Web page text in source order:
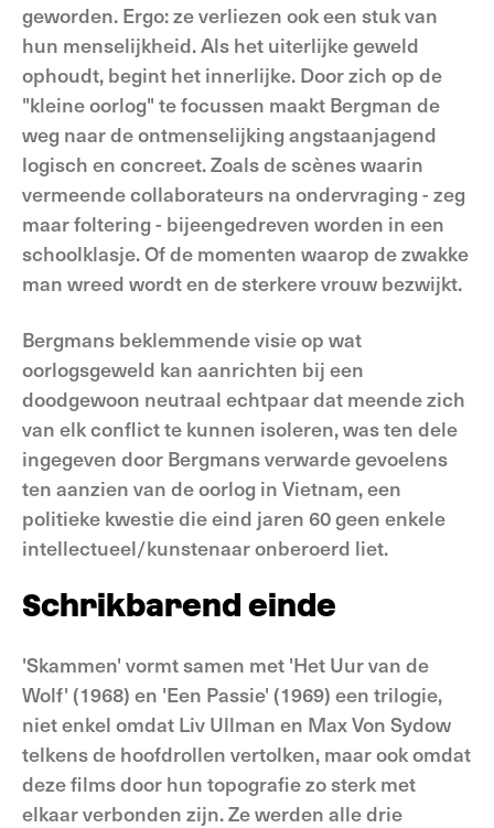
geworden. Ergo: ze verliezen ook een stuk van
hun menselijkheid. Als het uiterlijke geweld
ophoudt, begint het innerlijke. Door zich op de
"kleine oorlog" te focussen maakt Bergman de
weg naar de ontmenselijking angstaanjagend
logisch en concreet. Zoals de scènes waarin
vermeende collaborateurs na ondervraging - zeg
maar foltering - bijeengedreven worden in een
schoolklasje. Of de momenten waarop de zwakke
man wreed wordt en de sterkere vrouw bezwijkt.
Bergmans beklemmende visie op wat
oorlogsgeweld kan aanrichten bij een
doodgewoon neutraal echtpaar dat meende zich
van elk conflict te kunnen isoleren, was ten dele
ingegeven door Bergmans verwarde gevoelens
ten aanzien van de oorlog in Vietnam, een
politieke kwestie die eind jaren 60 geen enkele
intellectueel/kunstenaar onberoerd liet.
Schrikbarend einde
'Skammen' vormt samen met 'Het Uur van de
Wolf' (1968) en 'Een Passie' (1969) een trilogie,
niet enkel omdat Liv Ullman en Max Von Sydow
telkens de hoofdrollen vertolken, maar ook omdat
deze films door hun topografie zo sterk met
elkaar verbonden zijn. Ze werden alle drie